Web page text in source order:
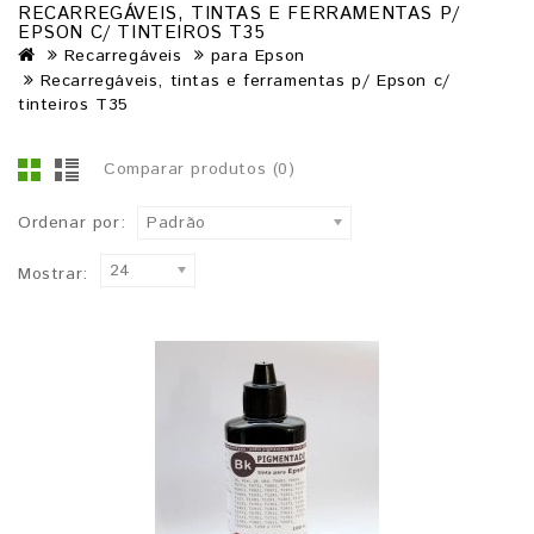
RECARREGÁVEIS, TINTAS E FERRAMENTAS P/
EPSON C/ TINTEIROS T35
Recarregáveis
para Epson
Recarregáveis, tintas e ferramentas p/ Epson c/
tinteiros T35
Comparar produtos (0)
Ordenar por: Padrão
Mostrar: 24